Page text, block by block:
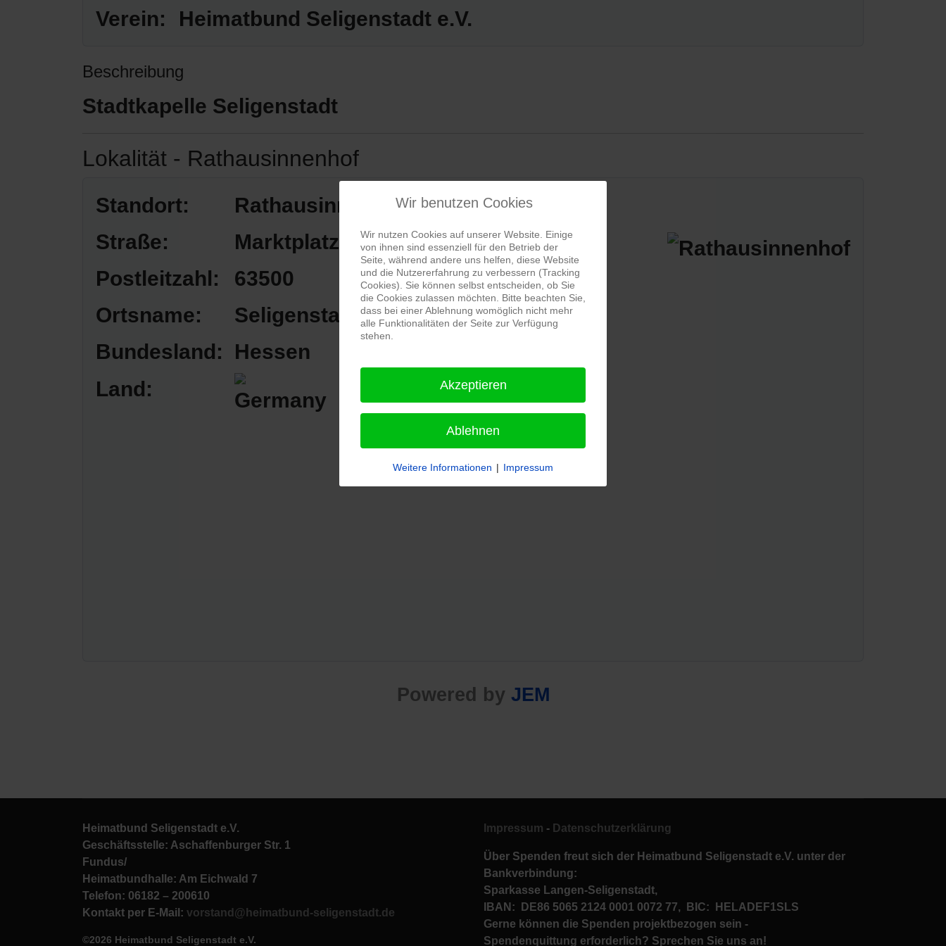
Verein:
Heimatbund Seligenstadt e.V.
Beschreibung
Stadtkapelle Seligenstadt
Lokalität - Rathausinnenhof
Standort:
Rathausinnenhof
Straße:
Marktplatz
Postleitzahl:
63500
Ortsname:
Seligenstadt
Bundesland:
Hessen
Land:
Powered by JEM
Heimatbund Seligenstadt e.V.
Geschäftsstelle: Aschaffenburger Str. 1
Fundus/
Heimatbundhalle: Am Eichwald 7
Telefon: 06182 – 200610
Kontakt per E-Mail: vorstand@heimatbund-seligenstadt.de
©2026 Heimatbund Seligenstadt e.V.
Impressum - Datenschutzerklärung
Über Spenden freut sich der Heimatbund Seligenstadt e.V. unter der
Bankverbindung:
Sparkasse Langen-Seligenstadt,
IBAN: DE86 5065 2124 0001 0072 77, BIC: HELADEF1SLS
Gerne können die Spenden projektbezogen sein -
Spendenquittung erforderlich? Sprechen Sie uns an!
Wir benutzen Cookies
Wir nutzen Cookies auf unserer Website. Einige
von ihnen sind essenziell für den Betrieb der
Seite, während andere uns helfen, diese Website
und die Nutzererfahrung zu verbessern (Tracking
Cookies). Sie können selbst entscheiden, ob Sie
die Cookies zulassen möchten. Bitte beachten Sie,
dass bei einer Ablehnung womöglich nicht mehr
alle Funktionalitäten der Seite zur Verfügung
stehen.
Akzeptieren
Ablehnen
Weitere Informationen | Impressum